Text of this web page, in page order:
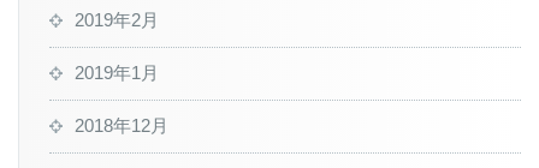
2019年2月
2019年1月
2018年12月